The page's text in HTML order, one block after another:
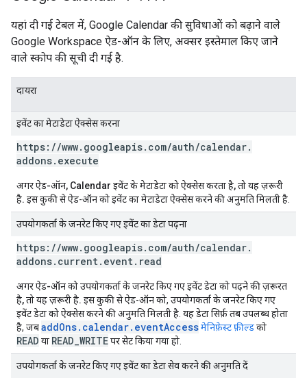
यहां दी गई टेबल में, Google Calendar की सुविधाओं को बढ़ाने वाले
Google Workspace ऐड-ऑन के लिए, अक्सर इस्तेमाल किए जाने
वाले स्कोप की सूची दी गई है.
दायरा
इवेंट का मेटाडेटा ऐक्सेस करना
https: //www. googleapis. com/auth/calendar.
addons. execute
अगर ऐड-ऑन, Calendar इवेंट के मेटाडेटा को ऐक्सेस करता है, तो यह ज़रूरी
है. इस कुकी से ऐड-ऑन को इवेंट का मेटाडेटा ऐक्सेस करने की अनुमति मिलती है.
उपयोगकर्ता के जनरेट किए गए इवेंट का डेटा पढ़ना
https: //www. googleapis. com/auth/calendar.
addons. current. event. read
अगर ऐड-ऑन को उपयोगकर्ता के जनरेट किए गए इवेंट डेटा को पढ़ने की ज़रूरत
है, तो यह ज़रूरी है. इस कुकी से ऐड-ऑन को, उपयोगकर्ता के जनरेट किए गए
इवेंट डेटा को ऐक्सेस करने की अनुमति मिलती है. यह डेटा सिर्फ़ तब उपलब्ध होता
है, जबaddOns.calendar.eventAccessमेनिफ़ेस्ट फ़ील्डको
READ या READ_WRITEपर सेट किया गया हो.
उपयोगकर्ता के जनरेट किए गए इवेंट का डेटा सेव करने की अनुमति दें